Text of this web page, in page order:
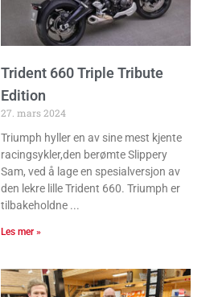
Trident 660 Triple Tribute
Edition
27. mars 2024
Triumph hyller en av sine mest kjente
racingsykler,den berømte Slippery
Sam, ved å lage en spesialversjon av
den lekre lille Trident 660. Triumph er
tilbakeholdne
Les mer »